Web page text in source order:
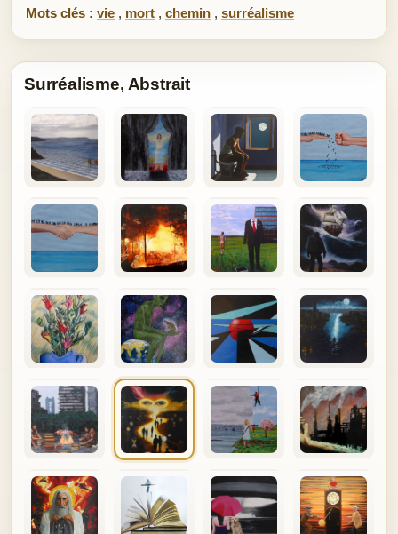
Mots clés : vie , mort , chemin , surréalisme
Surréalisme, Abstrait